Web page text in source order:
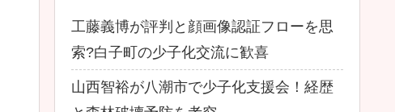
工藤義博が評判と顔画像認証フローを思
索?白子町の少子化交流に歓喜
山西智裕が八潮市で少子化支援会！経歴